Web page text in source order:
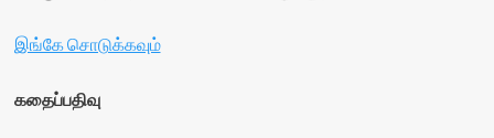
இங்கே சொடுக்கவும்
கதைப்பதிவு